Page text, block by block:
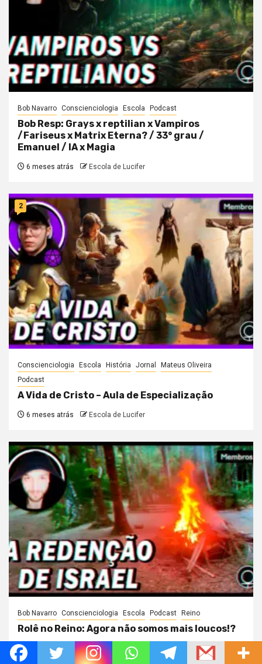
Bob Navarro Conscienciologia Escola Podcast
Bob Resp: Grays x reptilian x Vampiros
/Fariseus x Matrix Eterna? / 33° grau /
Emanuel / IA x Magia
6 meses atrás Escola de Lucifer
2
Conscienciologia Escola História Jornal
Mateus Oliveira
Podcast
A Vida de Cristo – Aula de Especialização
6 meses atrás Escola de Lucifer
Bob Navarro Conscienciologia Escola Podcast Reino
Rolê no Reino: Agora não somos mais loucos!?
6 meses atrás Escola de Lucifer